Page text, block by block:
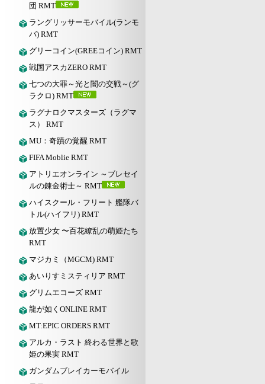
団 RMT
ラングリッサーモバイル(ランモ
バ) RMT
グリーコイン(GREEコイン) RMT
戦国アスカZERO RMT
七つの大罪～光と闇の交戦～(グ
ラクロ) RMT
ラグナロクマスターズ（ラグマ
ス） RMT
MU：奇蹟の覚醒 RMT
FIFA Moblie RMT
アトリエオンライン ～ブレセイ
ルの錬金術士～ RMT
ハイスクール・フリート 艦隊バ
トル(ハイフリ) RMT
放置少女 〜百花繚乱の萌姫たち
RMT
マジカミ（MGCM) RMT
あいりすミスティリア RMT
グリムエコーズ RMT
龍が如くONLINE RMT
MT:EPIC ORDERS RMT
アルカ・ラスト 終わる世界と歌
姫の果実 RMT
ガンダムブレイカーモバイル